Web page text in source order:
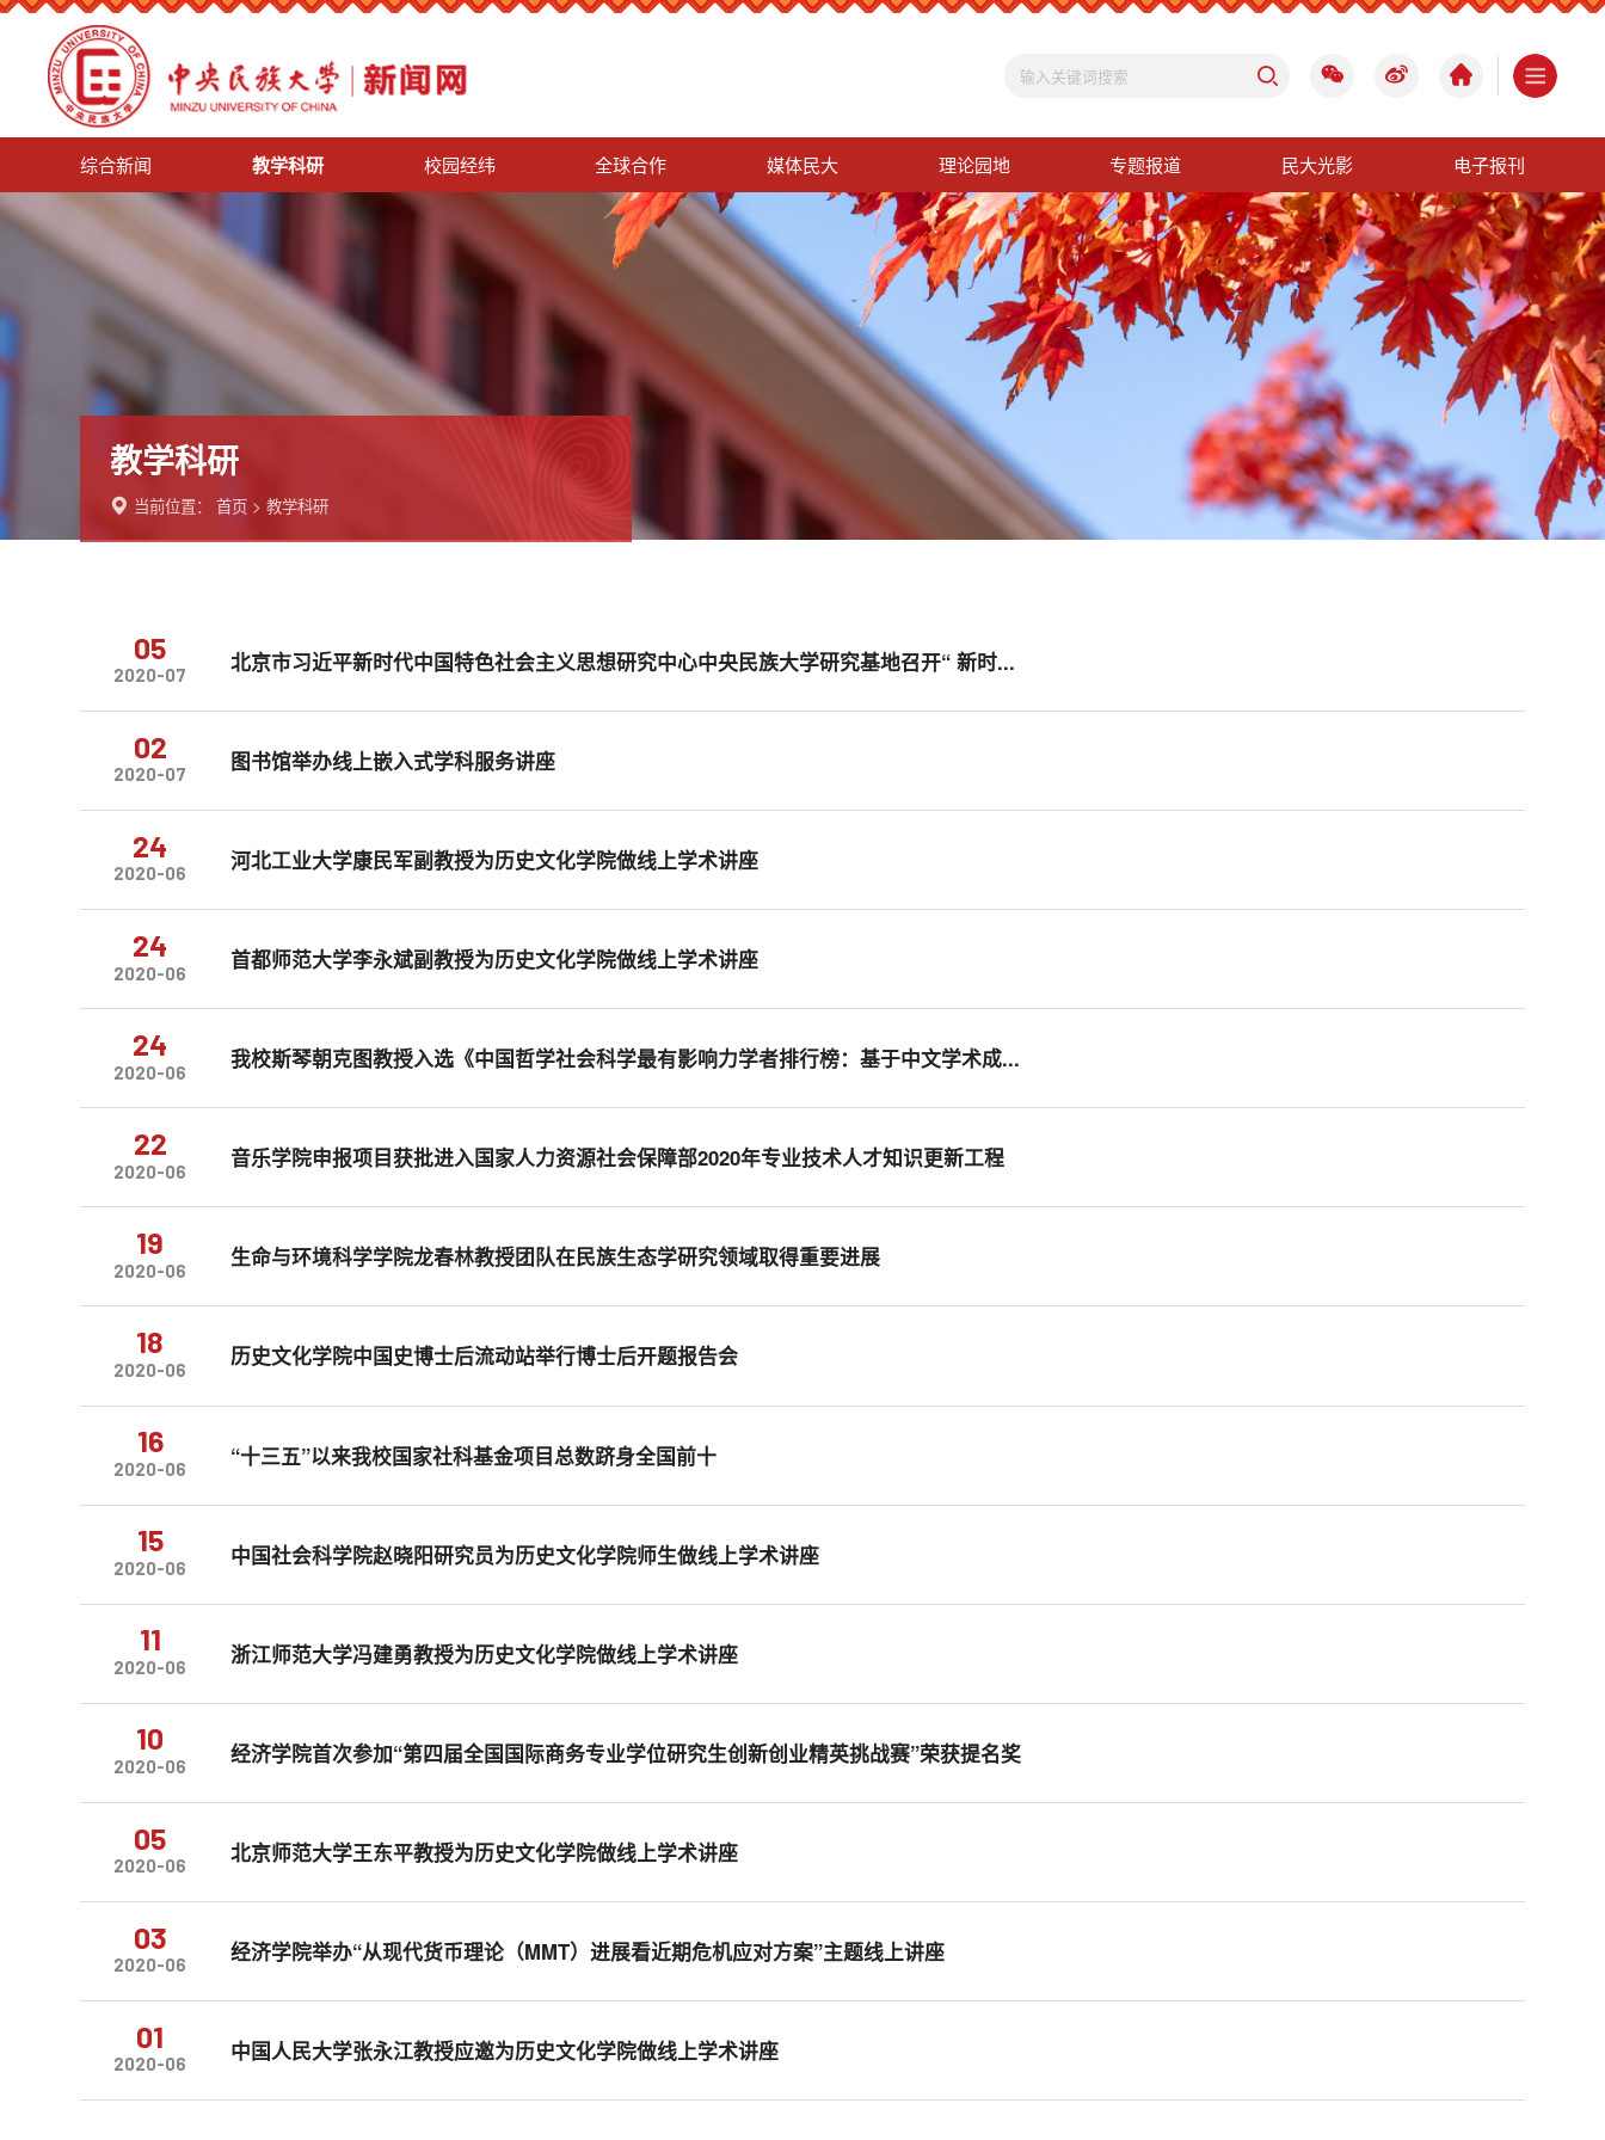
综合新闻 教学科研 校园经纬 全球合作 媒体民大 理论园地 专题报道 民大光影 电子报刊
教学科研
当前位置：首页 >教学科研
05
2020-07 北京市习近平新时代中国特色社会主义思想研究中心中央民族大学研究基地召开“ 新时...
02
2020-07 图书馆举办线上嵌入式学科服务讲座
24
2020-06 河北工业大学康民军副教授为历史文化学院做线上学术讲座
24
2020-06 首都师范大学李永斌副教授为历史文化学院做线上学术讲座
24
2020-06 我校斯琴朝克图教授入选《中国哲学社会科学最有影响力学者排行榜：基于中文学术成...
22
2020-06 音乐学院申报项目获批进入国家人力资源社会保障部2020年专业技术人才知识更新工程
19
2020-06 生命与环境科学学院龙春林教授团队在民族生态学研究领域取得重要进展
18
2020-06 历史文化学院中国史博士后流动站举行博士后开题报告会
16
2020-06 “十三五”以来我校国家社科基金项目总数跻身全国前十
15
2020-06 中​国社会科学院赵晓阳研究员为历史文化学院师生做线上学术讲座
11
2020-06 浙江师范大学冯建勇教授为历史文化学院做线上学术讲座
10
2020-06 经济学院首次参加“第四届全国国际商务专业学位研究生创新创业精英挑战赛”荣获提名奖
05
2020-06 北京师范大学王东平教授为历史文化学院做线上学术讲座
03
2020-06 经济学院举办“从现代货币理论（MMT）进展看近期危机应对方案”主题线上讲座
01
2020-06 中国人民大学张永江教授应邀为历史文化学院做线上学术讲座